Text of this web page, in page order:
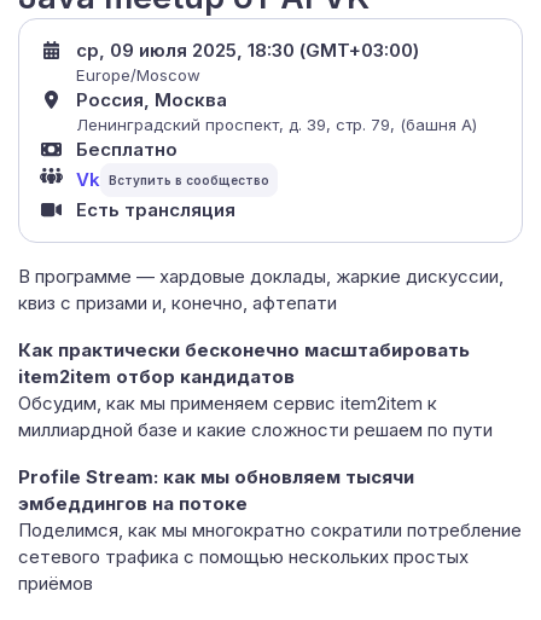
В программе — хардовые доклады, жаркие дискуссии,
квиз с призами и, конечно, афтепати
Как практически бесконечно масштабировать
item2item отбор кандидатов
Обсудим, как мы применяем сервис item2item к
миллиардной базе и какие сложности решаем по пути
Profile Stream: как мы обновляем тысячи
эмбеддингов на потоке
Поделимся, как мы многократно сократили потребление
сетевого трафика с помощью нескольких простых
приёмов
ср, 09 июля 2025, 18:30 (GMT+03:00)
Europe/Moscow
Россия, Москва
Ленинградский проспект, д. 39, стр. 79, (башня А)
Бесплатно
Vk
Есть трансляция